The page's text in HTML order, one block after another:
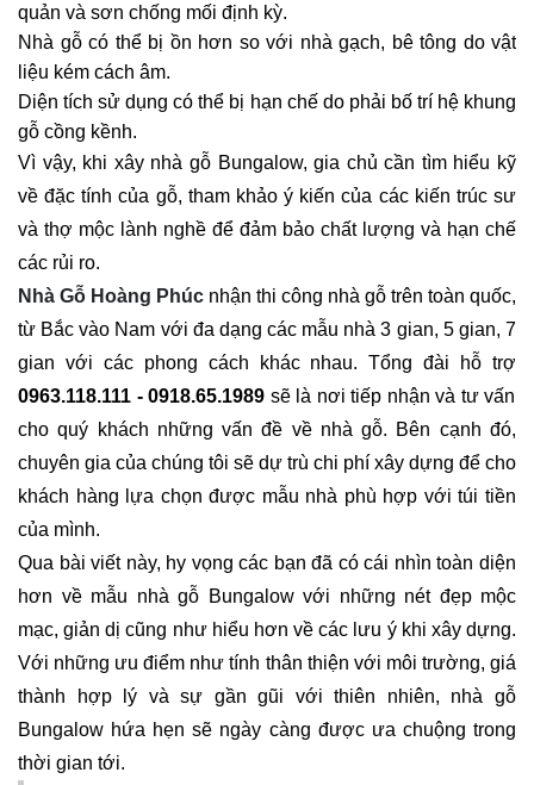
quản và sơn chống mối định kỳ.
Nhà gỗ có thể bị ồn hơn so với nhà gạch, bê tông do vật
liệu kém cách âm.
Diện tích sử dụng có thể bị hạn chế do phải bố trí hệ khung
gỗ cồng kềnh.
Vì vậy, khi xây nhà gỗ Bungalow, gia chủ cần tìm hiểu kỹ
về đặc tính của gỗ, tham khảo ý kiến của các kiến trúc sư
và thợ mộc lành nghề để đảm bảo chất lượng và hạn chế
các rủi ro.
Nhà Gỗ Hoàng Phúc nhận thi công nhà gỗ trên toàn quốc,
từ Bắc vào Nam với đa dạng các mẫu nhà 3 gian, 5 gian, 7
gian với các phong cách khác nhau. Tổng đài hỗ trợ
0963.118.111 - 0918.65.1989 sẽ là nơi tiếp nhận và tư vấn
cho quý khách những vấn đề về nhà gỗ. Bên cạnh đó,
chuyên gia của chúng tôi sẽ dự trù chi phí xây dựng để cho
khách hàng lựa chọn được mẫu nhà phù hợp với túi tiền
của mình.
Qua bài viết này, hy vọng các bạn đã có cái nhìn toàn diện
hơn về mẫu nhà gỗ Bungalow với những nét đẹp mộc
mạc, giản dị cũng như hiểu hơn về các lưu ý khi xây dựng.
Với những ưu điểm như tính thân thiện với môi trường, giá
thành hợp lý và sự gần gũi với thiên nhiên, nhà gỗ
Bungalow hứa hẹn sẽ ngày càng được ưa chuộng trong
thời gian tới.